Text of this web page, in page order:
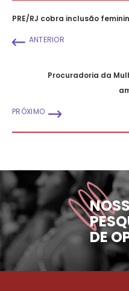
PRE/RJ cobra inclusão
ANTERIOR
Procuradoria da
PRÓXIMO
DE